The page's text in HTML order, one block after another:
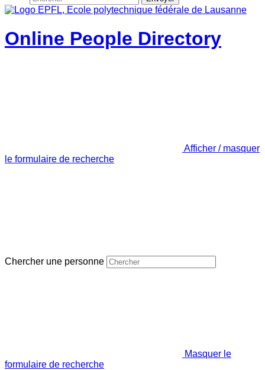
Online People Directory
Afficher / masquer
le formulaire de recherche
Chercher une personne
Masquer le
formulaire de recherche